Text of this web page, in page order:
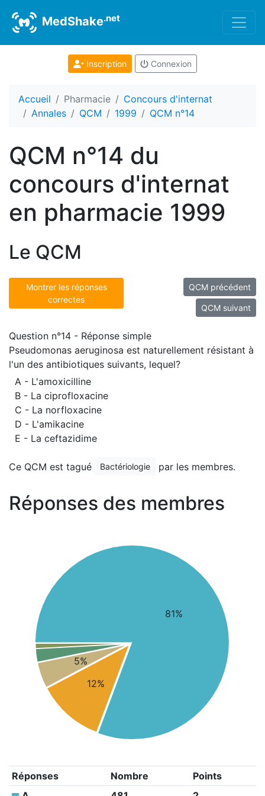
MedShake.net
Inscription Connexion
Accueil Pharmacie
Concours d'internat
Annales
QCM 1999 QCM n°14
QCM n°14 du
concours d'internat
en pharmacie 1999
Le QCM
Montrer les réponses
correctes
QCM précédent
QCM suivant
Question n°14 - Réponse simple
Pseudomonas aeruginosa est naturellement résistant à
l'un des antibiotiques suivants, lequel?
A - L'amoxicilline
B - La ciprofloxacine
C - La norfloxacine
D - L'amikacine
E - La ceftazidime
Ce QCM est tagué Bactériologie par les membres.
Réponses des membres
81%
12%
5%
Réponses Nombre
Points